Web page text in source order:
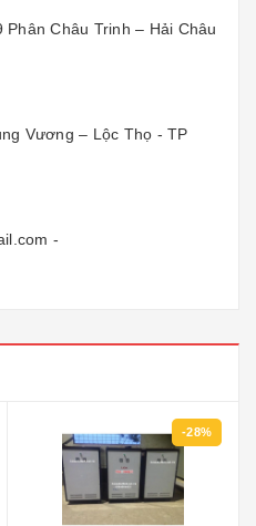
Châu Trinh – Hải Châu
Vương – Lộc Thọ - TP
-
-28%